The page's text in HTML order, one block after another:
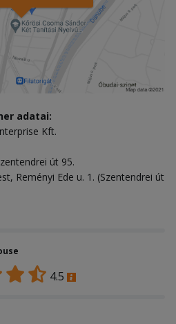
adatai:
Kft.
út 95.
Reményi Ede u. 1. (Szentendrei út
4.5